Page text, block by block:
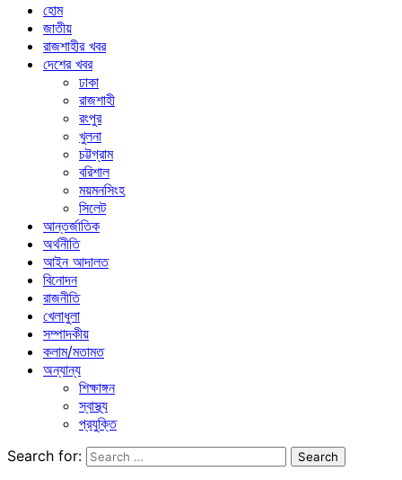
হোম
জাতীয়
রাজশাহীর খবর
দেশের খবর
ঢাকা
রাজশাহী
রংপুর
খুলনা
চট্টগ্রাম
বরিশাল
ময়মনসিংহ
সিলেট
আন্তর্জাতিক
অর্থনীতি
আইন আদালত
বিনোদন
রাজনীতি
খেলাধুলা
সম্পাদকীয়
কলাম/মতামত
অন্যান্য
শিক্ষাঙ্গন
স্বাস্থ্য
প্রযুক্তি
Search for: